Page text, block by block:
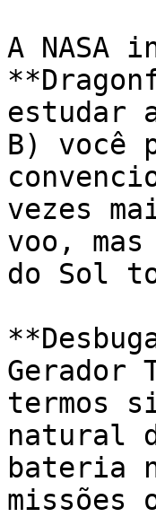
A NASA
estudar
B) você
vezes
voo,
do Sol
Gerador
termos
natural
bateria